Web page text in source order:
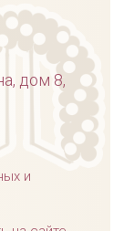
дом 8,
и